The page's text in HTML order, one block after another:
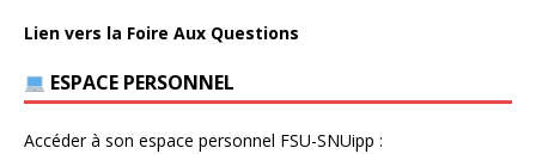
Lien vers la Foire Aux Questions
ESPACE PERSONNEL
Accéder à son espace personnel FSU-SNUipp :